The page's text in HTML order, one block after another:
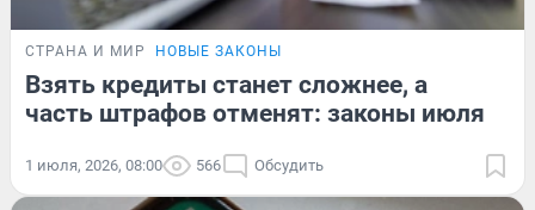
СТРАНА И МИР НОВЫЕ ЗАКОНЫ
Взять кредиты станет сложнее, а
часть штрафов отменят: законы июля
1 июля, 2026, 08:00 566 Обсудить